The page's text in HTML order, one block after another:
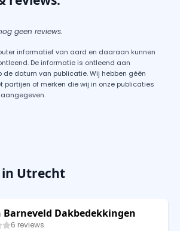
geen reviews.
informatief van aard en daaraan kunnen
De informatie is ontleend aan
de datum van publicatie. Wij hebben géén
partijen of merken die wij in onze publicaties
Utrecht
Barneveld Dakbedekkingen
6 reviews